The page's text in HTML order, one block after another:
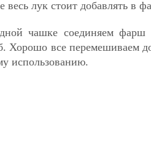
весь лук стоит добавлять в
чашке соединяем
Хорошо все перемешиваем
использованию.